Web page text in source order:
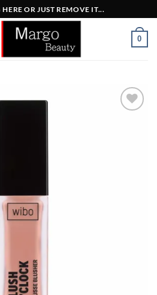
OR JUST REMOVE IT...
0